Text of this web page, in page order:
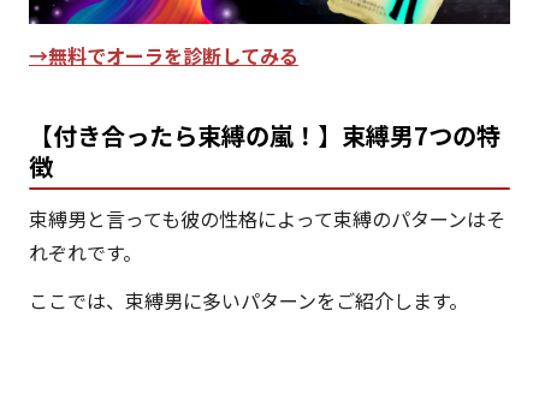
→無料でオーラを診断してみる
【付き合ったら束縛の嵐！】束縛男7つの特
徴
束縛男と言っても彼の性格によって束縛のパターンはそ
れぞれです。
ここでは、束縛男に多いパターンをご紹介します。